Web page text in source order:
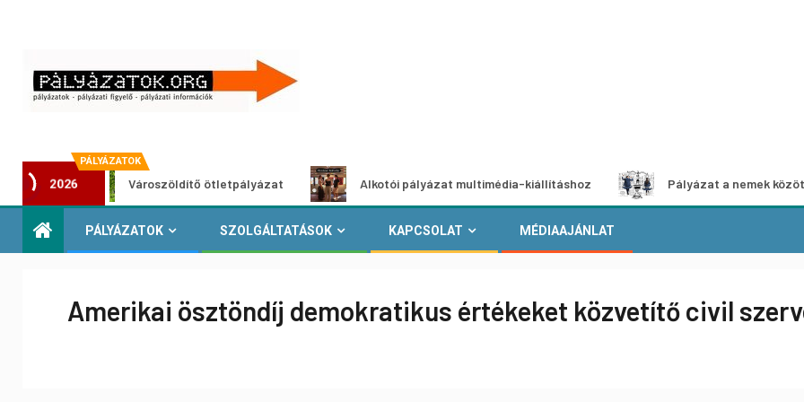
PÁLYÁZATOK
2026Városzöldítő ötletpályázat Alkotói pályázat multimédia-kiállításhoz Pályázat a nemek közötti
PÁLYÁZATOK SZOLGÁLTATÁSOK KAPCSOLAT MÉDIAAJÁNLAT
Amerikai ösztöndíj demokratikus értékeket közvetítő civil